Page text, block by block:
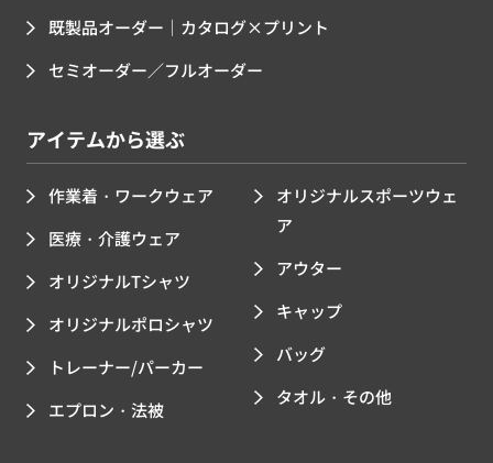
既製品オーダー｜カタログ×プリント
セミオーダー／フルオーダー
アイテムから選ぶ
作業着・ワークウェア
医療・介護ウェア
オリジナルTシャツ
オリジナルポロシャツ
トレーナー/パーカー
エプロン・法被
オリジナルスポーツウェ
ア
アウター
キャップ
バッグ
タオル・その他